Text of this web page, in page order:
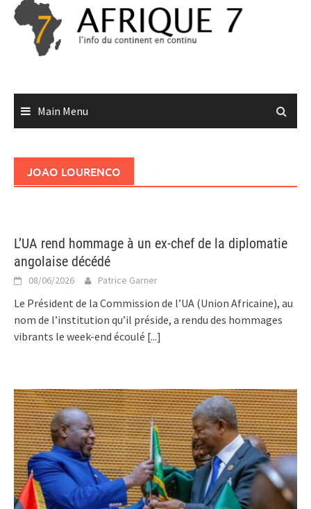
Skip
content
Main Menu
JOAO LOURENCO
L’UA rend hommage à un ex-chef de la diplomatie
angolaise décédé
08/06/2026 Patrice Garner
Le Président de la Commission de l’UA (Union Africaine), au
nom de l’institution qu’il préside, a rendu des hommages
vibrants le week-end écoulé [...]